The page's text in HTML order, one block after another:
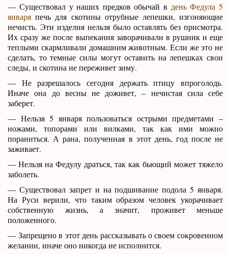
— Существовал у наших предков обычай в день Федула 5
января печь для скотины отрубные лепешки, изгоняющие
нечисть. Эти изделия нельзя было оставлять без присмотра.
Их сразу же после выпекания заворачивали в рушник и еще
теплыми скармливали домашним животным. Если же это не
сделать, то темные силы могут оставить на лепешках свои
следы, и скотина не переживет зиму.
— Не разрешалось сегодня держать птицу впроголодь.
Иначе она до весны не доживет, – нечистая сила себе
заберет.
— Нельзя 5 января пользоваться острыми предметами –
ножами, топорами или вилками, так как ими можно
пораниться. А рана, полученная в этот день, год после не
заживает.
— Нельзя на Федулу драться, так как бьющий может тяжело
заболеть.
— Существовал запрет и на подшивание подола 5 января.
На Руси верили, что таким образом человек укорачивает
собственную жизнь, а значит, проживет меньше
положенного.
— Запрещено в этот день рассказывать о своем сокровенном
желании, иначе оно никогда не исполнится.